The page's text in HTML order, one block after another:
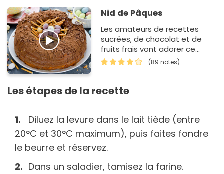
Nid de Pâques
Les amateurs de recettes
sucrées, de chocolat et de
fruits frais vont adorer ce
gâteau qui ressemble à s'y
méprendre à un nid de P…
(89 notes)
Les étapes de la recette
Diluez la levure dans le lait tiède (entre
20°C et 30°C maximum), puis faites fondre
le beurre et réservez.
Dans un saladier, tamisez la farine.